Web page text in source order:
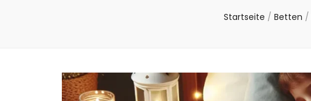
Startseite / Betten /